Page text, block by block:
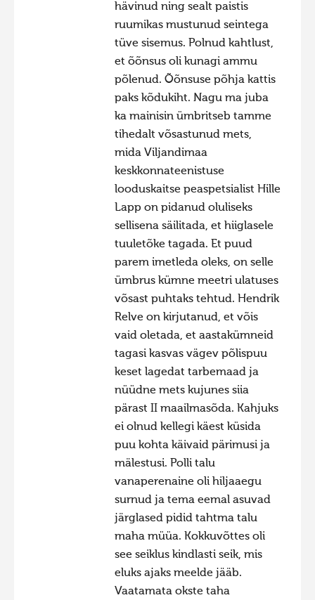
hävinud ning sealt paistis
ruumikas mustunud seintega
tüve sisemus. Polnud kahtlust,
et õõnsus oli kunagi ammu
põlenud. Õõnsuse põhja kattis
paks kõdukiht. Nagu ma juba
ka mainisin ümbritseb tamme
tihedalt võsastunud mets,
mida Viljandimaa
keskkonnateenistuse
looduskaitse peaspetsialist Hille
Lapp on pidanud oluliseks
sellisena säilitada, et hiiglasele
tuuletõke tagada. Et puud
parem imetleda oleks, on selle
ümbrus kümne meetri ulatuses
võsast puhtaks tehtud. Hendrik
Relve on kirjutanud, et võis
vaid oletada, et aastakümneid
tagasi kasvas vägev põlispuu
keset lagedat tarbemaad ja
nüüdne mets kujunes siia
pärast II maailmasõda. Kahjuks
ei olnud kellegi käest küsida
puu kohta käivaid pärimusi ja
mälestusi. Polli talu
vanaperenaine oli hiljaaegu
surnud ja tema eemal asuvad
järglased pidid tahtma talu
maha müüa. Kokkuvõttes oli
see seiklus kindlasti seik, mis
eluks ajaks meelde jääb.
Vaatamata okste taha